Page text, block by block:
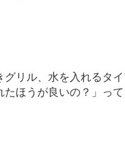
グリル、水を入れるタ
ほうが良いの？」って